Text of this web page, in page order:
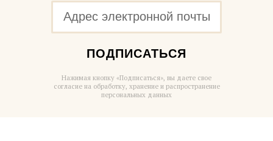
ПОДПИСАТЬСЯ
Нажимая кнопку «Подписаться», вы даете свое
согласие на обработку, хранение и распространение
персональных данных